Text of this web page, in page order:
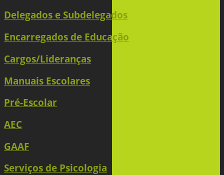
Delegados e Subdelegados
Encarregados de Educação
Cargos/Lideranças
Manuais Escolares
Pré-Escolar
AEC
GAAF
Serviços de Psicologia